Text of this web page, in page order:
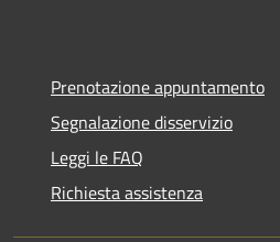
Prenotazione appuntamento
Segnalazione disservizio
Leggi le FAQ
Richiesta assistenza